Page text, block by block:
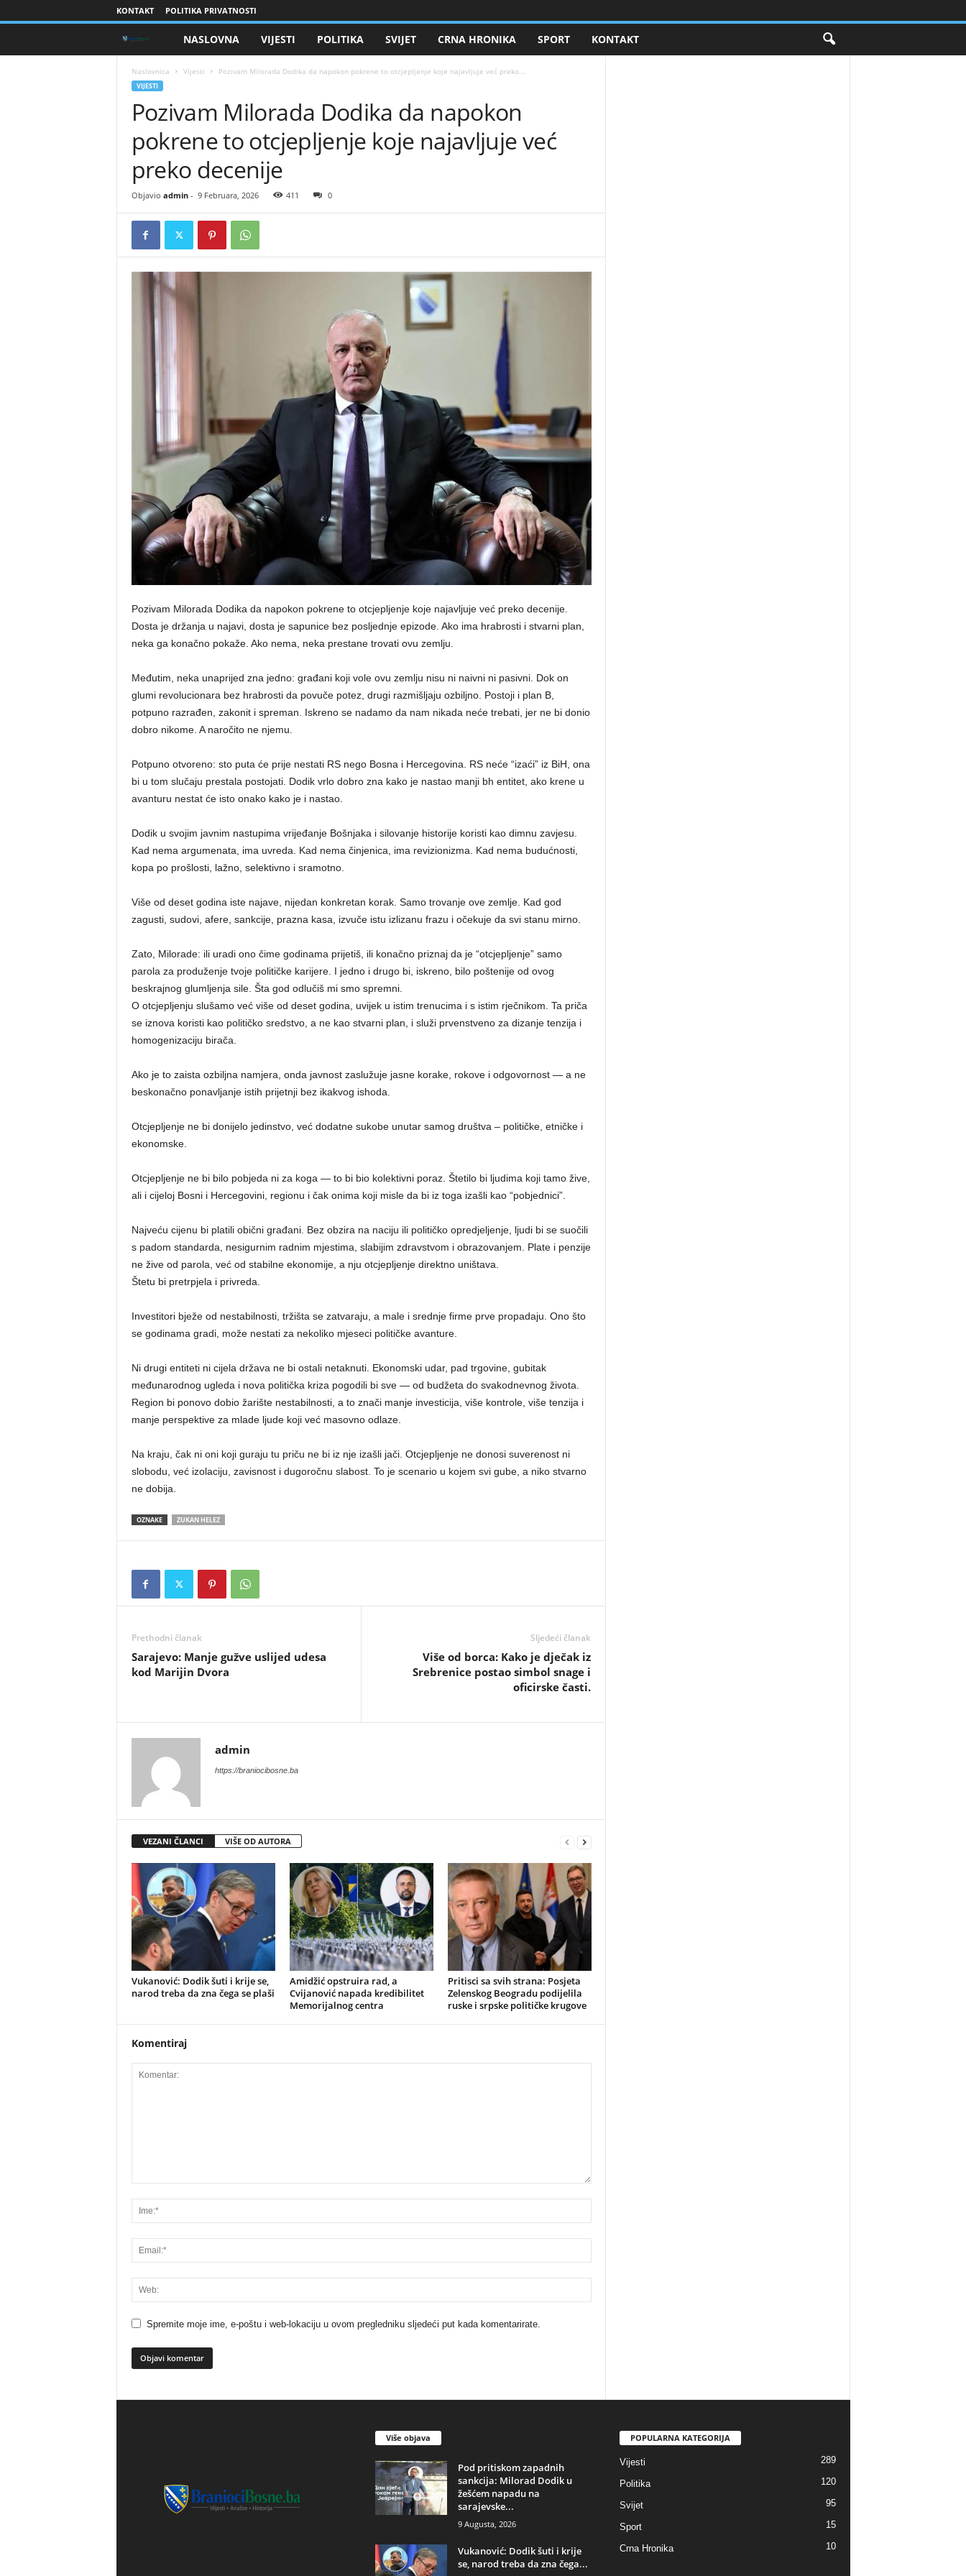
KONTAKT POLITIKA PRIVATNOSTI
a
o
i
B
s
NASLOVNA VIJESTI POLITIKA SVIJET CRNA HRONIKA SPORT KONTAKT
Naslovnica Vijesti Pozivam Milorada Dodika da napokon pokrene to otcjepljenje koje najavljuje već preko...
VIJESTI
Pozivam Milorada Dodika da napokon
pokrene to otcjepljenje koje najavljuje već
preko decenije
Objavio admin- 9 Februara, 2026 411 0
Pozivam Milorada Dodika da napokon pokrene to otcjepljenje koje najavljuje već preko decenije.
Dosta je držanja u najavi, dosta je sapunice bez posljednje epizode. Ako ima hrabrosti i stvarni plan,
neka ga konačno pokaže. Ako nema, neka prestane trovati ovu zemlju.
Međutim, neka unaprijed zna jedno: građani koji vole ovu zemlju nisu ni naivni ni pasivni. Dok on
glumi revolucionara bez hrabrosti da povuče potez, drugi razmišljaju ozbiljno. Postoji i plan B,
potpuno razrađen, zakonit i spreman. Iskreno se nadamo da nam nikada neće trebati, jer ne bi donio
dobro nikome. A naročito ne njemu.
Potpuno otvoreno: sto puta će prije nestati RS nego Bosna i Hercegovina. RS neće “izaći” iz BiH, ona
bi u tom slučaju prestala postojati. Dodik vrlo dobro zna kako je nastao manji bh entitet, ako krene u
avanturu nestat će isto onako kako je i nastao.
Dodik u svojim javnim nastupima vrijeđanje Bošnjaka i silovanje historije koristi kao dimnu zavjesu.
Kad nema argumenata, ima uvreda. Kad nema činjenica, ima revizionizma. Kad nema budućnosti,
kopa po prošlosti, lažno, selektivno i sramotno.
Više od deset godina iste najave, nijedan konkretan korak. Samo trovanje ove zemlje. Kad god
zagusti, sudovi, afere, sankcije, prazna kasa, izvuče istu izlizanu frazu i očekuje da svi stanu mirno.
Zato, Milorade: ili uradi ono čime godinama prijetiš, ili konačno priznaj da je “otcjepljenje” samo
parola za produženje tvoje političke karijere. I jedno i drugo bi, iskreno, bilo poštenije od ovog
beskrajnog glumljenja sile. Šta god odlučiš mi smo spremni.
O otcjepljenju slušamo već više od deset godina, uvijek u istim trenucima i s istim rječnikom. Ta priča
se iznova koristi kao političko sredstvo, a ne kao stvarni plan, i služi prvenstveno za dizanje tenzija i
homogenizaciju birača.
Ako je to zaista ozbiljna namjera, onda javnost zaslužuje jasne korake, rokove i odgovornost — a ne
beskonačno ponavljanje istih prijetnji bez ikakvog ishoda.
Otcjepljenje ne bi donijelo jedinstvo, već dodatne sukobe unutar samog društva – političke, etničke i
ekonomske.
Otcjepljenje ne bi bilo pobjeda ni za koga — to bi bio kolektivni poraz. Štetilo bi ljudima koji tamo žive,
ali i cijeloj Bosni i Hercegovini, regionu i čak onima koji misle da bi iz toga izašli kao “pobjednici”.
Najveću cijenu bi platili obični građani. Bez obzira na naciju ili političko opredjeljenje, ljudi bi se suočili
s padom standarda, nesigurnim radnim mjestima, slabijim zdravstvom i obrazovanjem. Plate i penzije
ne žive od parola, već od stabilne ekonomije, a nju otcjepljenje direktno uništava.
Štetu bi pretrpjela i privreda.
Investitori bježe od nestabilnosti, tržišta se zatvaraju, a male i srednje firme prve propadaju. Ono što
se godinama gradi, može nestati za nekoliko mjeseci političke avanture.
Ni drugi entiteti ni cijela država ne bi ostali netaknuti. Ekonomski udar, pad trgovine, gubitak
međunarodnog ugleda i nova politička kriza pogodili bi sve — od budžeta do svakodnevnog života.
Region bi ponovo dobio žarište nestabilnosti, a to znači manje investicija, više kontrole, više tenzija i
manje perspektive za mlade ljude koji već masovno odlaze.
Na kraju, čak ni oni koji guraju tu priču ne bi iz nje izašli jači. Otcjepljenje ne donosi suverenost ni
slobodu, već izolaciju, zavisnost i dugoročnu slabost. To je scenario u kojem svi gube, a niko stvarno
ne dobija.
OZNAKE ZUKAN HELEZ
Prethodni članak
Sarajevo: Manje gužve uslijed udesa
kod Marijin Dvora
Sljedeći članak
Više od borca: Kako je dječak iz
Srebrenice postao simbol snage i
oficirske časti.
admin
https://braniocibosne.ba
VEZANI ČLANCI VIŠE OD AUTORA
​Vukanović: Dodik šuti i krije se,
narod treba da zna čega se plaši
Amidžić opstruira rad, a
Cvijanović napada kredibilitet
Memorijalnog centra
​Pritisci sa svih strana: Posjeta
Zelenskog Beogradu podijelila
ruske i srpske političke krugove
Komentiraj
Spremite moje ime, e-poštu i web-lokaciju u ovom pregledniku sljedeći put kada komentarirate.
Više objava
​Pod pritiskom zapadnih
sankcija: Milorad Dodik u
žešćem napadu na
sarajevske...
9 Augusta, 2026
​Vukanović: Dodik šuti i krije
se, narod treba da zna čega...
POPULARNA KATEGORIJA
Vijesti 289
Politika 120
Svijet 95
Sport 15
Crna Hronika 10